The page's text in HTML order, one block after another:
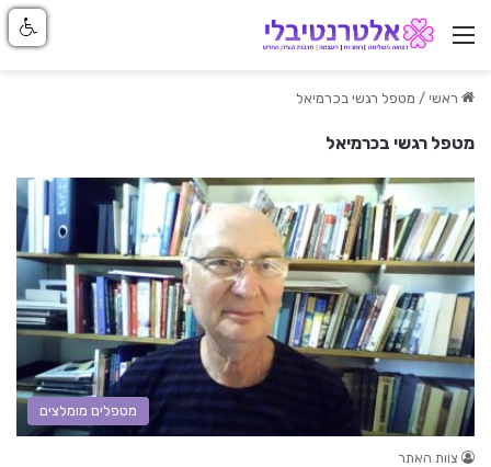
ניווט באתר
ראשי / מטפל רגשי בכרמיאל
מטפל רגשי בכרמיאל
מטפלים מומלצים
צוות האתר